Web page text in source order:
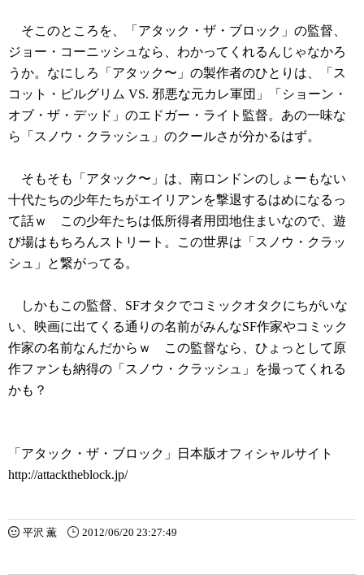
そこのところを、「アタック・ザ・ブロック」の監督、
ジョー・コーニッシュなら、わかってくれるんじゃなかろ
うか。なにしろ「アタック〜」の製作者のひとりは、「ス
コット・ピルグリム VS. 邪悪な元カレ軍団」「ショーン・
オブ・ザ・デッド」のエドガー・ライト監督。あの一味な
ら「スノウ・クラッシュ」のクールさが分かるはず。
そもそも「アタック〜」は、南ロンドンのしょーもない
十代たちの少年たちがエイリアンを撃退するはめになるっ
て話ｗ この少年たちは低所得者用団地住まいなので、遊
び場はもちろんストリート。この世界は「スノウ・クラッ
シュ」と繋がってる。
しかもこの監督、SFオタクでコミックオタクにちがいな
い、映画に出てくる通りの名前がみんなSF作家やコミック
作家の名前なんだからｗ この監督なら、ひょっとして原
作ファンも納得の「スノウ・クラッシュ」を撮ってくれる
かも？
「アタック・ザ・ブロック」日本版オフィシャルサイト
http://attacktheblock.jp/
平沢 薫 2012/06/20 23:27:49